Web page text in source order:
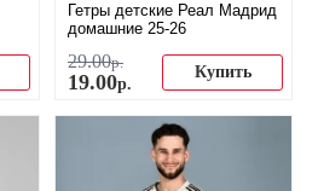
Гетры детские Реал Мадрид
домашние 25-26
29.00р.
19.00р.
Купить